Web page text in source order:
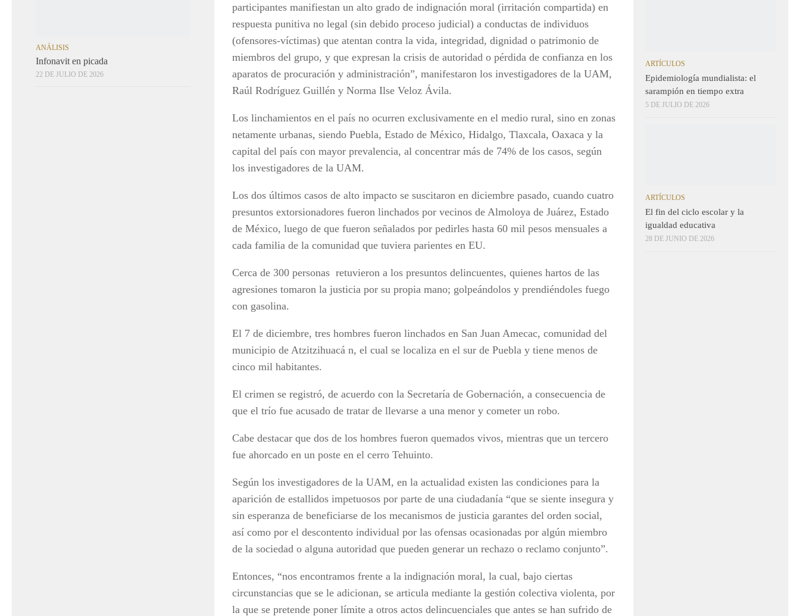
participantes manifiestan un alto grado de indignación moral (irritación compartida) en
respuesta punitiva no legal (sin debido proceso judicial) a conductas de individuos
(ofensores-víctimas) que atentan contra la vida, integridad, dignidad o patrimonio de
miembros del grupo, y que expresan la crisis de autoridad o pérdida de confianza en los
aparatos de procuración y administración”, manifestaron los investigadores de la UAM,
Raúl Rodríguez Guillén y Norma Ilse Veloz Ávila.
Los linchamientos en el país no ocurren exclusivamente en el medio rural, sino en zonas
netamente urbanas, siendo Puebla, Estado de México, Hidalgo, Tlaxcala, Oaxaca y la
capital del país con mayor prevalencia, al concentrar más de 74% de los casos, según
los investigadores de la UAM.
Los dos últimos casos de alto impacto se suscitaron en diciembre pasado, cuando cuatro
presuntos extorsionadores fueron linchados por vecinos de Almoloya de Juárez, Estado
de México, luego de que fueron señalados por pedirles hasta 60 mil pesos mensuales a
cada familia de la comunidad que tuviera parientes en EU.
Cerca de 300 personas retuvieron a los presuntos delincuentes, quienes hartos de las
agresiones tomaron la justicia por su propia mano; golpeándolos y prendiéndoles fuego
con gasolina.
El 7 de diciembre, tres hombres fueron linchados en San Juan Amecac, comunidad del
municipio de Atzitzihuacá n, el cual se localiza en el sur de Puebla y tiene menos de
cinco mil habitantes.
El crimen se registró, de acuerdo con la Secretaría de Gobernación, a consecuencia de
que el trío fue acusado de tratar de llevarse a una menor y cometer un robo.
Cabe destacar que dos de los hombres fueron quemados vivos, mientras que un tercero
fue ahorcado en un poste en el cerro Tehuinto.
Según los investigadores de la UAM, en la actualidad existen las condiciones para la
aparición de estallidos impetuosos por parte de una ciudadanía “que se siente insegura y
sin esperanza de beneficiarse de los mecanismos de justicia garantes del orden social,
así como por el descontento individual por las ofensas ocasionadas por algún miembro
de la sociedad o alguna autoridad que pueden generar un rechazo o reclamo conjunto”.
Entonces, “nos encontramos frente a la indignación moral, la cual, bajo ciertas
circunstancias que se le adicionan, se articula mediante la gestión colectiva violenta, por
la que se pretende poner límite a otros actos delincuenciales que antes se han sufrido de
ARTÍCULOS
Epidemiología mundialista: el
sarampión en tiempo extra
5 DE JULIO DE 2026
ARTÍCULOS
El fin del ciclo escolar y la
igualdad educativa
28 DE JUNIO DE 2026